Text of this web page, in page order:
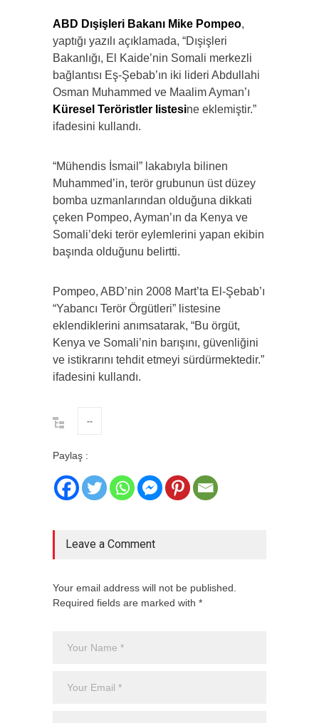
ABD Dışişleri Bakanı Mike Pompeo,
yaptığı yazılı açıklamada, “Dışişleri
Bakanlığı, El Kaide’nin Somali merkezli
bağlantısı Eş-Şebab’ın iki lideri Abdullahi
Osman Muhammed ve Maalim Ayman’ı
Küresel Teröristler listesine eklemiştir.”
ifadesini kullandı.
“Mühendis İsmail” lakabıyla bilinen
Muhammed’in, terör grubunun üst düzey
bomba uzmanlarından olduğuna dikkati
çeken Pompeo, Ayman’ın da Kenya ve
Somali’deki terör eylemlerini yapan ekibin
başında olduğunu belirtti.
Pompeo, ABD’nin 2008 Mart’ta El-Şebab’ı
“Yabancı Terör Örgütleri” listesine
eklendiklerini anımsatarak, “Bu örgüt,
Kenya ve Somali’nin barışını, güvenliğini
ve istikrarını tehdit etmeyi sürdürmektedir.”
ifadesini kullandı.
--
Paylaş :
Leave a Comment
Your email address will not be published.
Required fields are marked with *